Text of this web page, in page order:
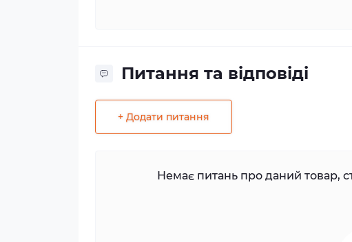
Питання та відповіді
+ Додати питання
Немає питань про даний товар,